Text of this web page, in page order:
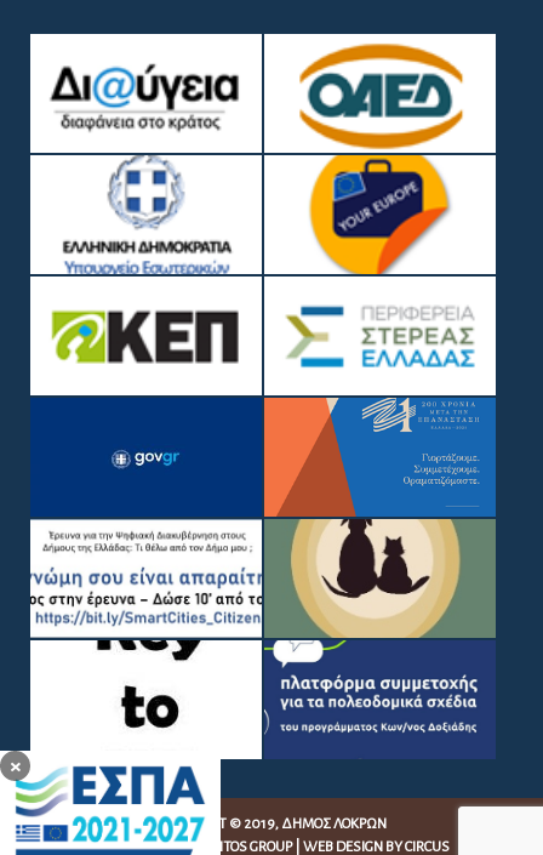
×
COPYRIGHT © 2019, ΔΉΜΟΣ ΛΟΚΡΏΝ
WEB DEVELOPMENT BY
EGRITOS GROUP| WEB DESIGN BY CIRCUS